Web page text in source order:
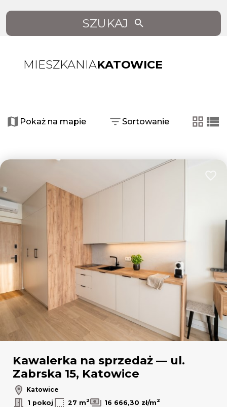
SZUKAJ
MIESZKANIAKATOWICE
−
Leaflet|© OpenMapTiles© OpenStreetMap contributors
Pokaż na mapie Sortowanie
tabela
Kawalerka na sprzedaż — ul.
Zabrska 15, Katowice
Katowice
1 pokoj
27 m2 16 666,30 zł/m2